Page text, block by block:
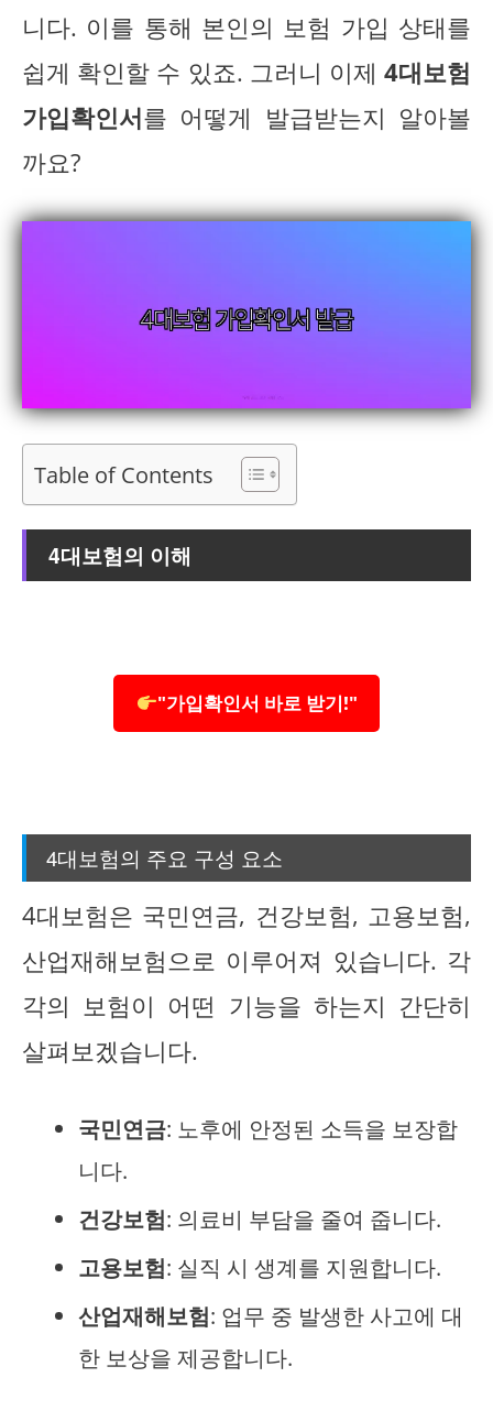
니다. 이를 통해 본인의 보험 가입 상태를
쉽게 확인할 수 있죠. 그러니 이제 4대보험
가입확인서를 어떻게 발급받는지 알아볼
까요?
Table of Contents
4대보험의 이해
"가입확인서 바로 받기!"
4대보험의 주요 구성 요소
4대보험은 국민연금, 건강보험, 고용보험,
산업재해보험으로 이루어져 있습니다. 각
각의 보험이 어떤 기능을 하는지 간단히
살펴보겠습니다.
국민연금: 노후에 안정된 소득을 보장합
니다.
건강보험: 의료비 부담을 줄여 줍니다.
고용보험: 실직 시 생계를 지원합니다.
산업재해보험: 업무 중 발생한 사고에 대
한 보상을 제공합니다.